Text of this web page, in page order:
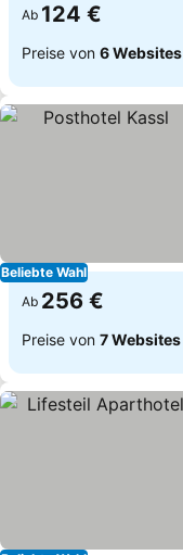
Ab 124 €
Preise von 6 Websites
Beliebte Wahl
Ab 256 €
Preise von 7 Websites